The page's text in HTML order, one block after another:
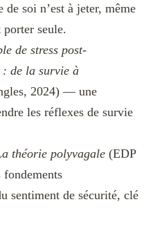
soi n’est à jeter, même
seule.
de stress post-
: de la survie à
2024) — une
les réflexes de survie
théorie polyvagale (EDP
sentiment de sécurité, clé